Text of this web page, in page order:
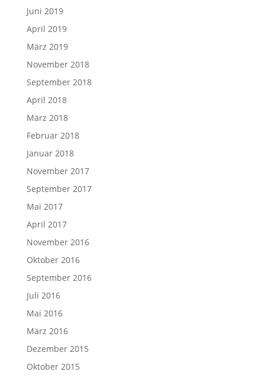
Juni 2019
April 2019
März 2019
November 2018
September 2018
April 2018
März 2018
Februar 2018
Januar 2018
November 2017
September 2017
Mai 2017
April 2017
November 2016
Oktober 2016
September 2016
Juli 2016
Mai 2016
März 2016
Dezember 2015
Oktober 2015